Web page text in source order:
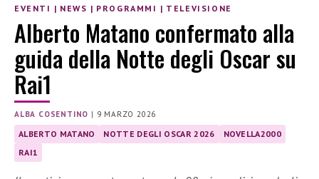
EVENTI | NEWS | PROGRAMMI | TELEVISIONE
Alberto Matano confermato alla
guida della Notte degli Oscar su
Rai1
ALBA COSENTINO | 9 MARZO 2026
ALBERTO MATANO NOTTE DEGLI OSCAR 2026
NOVELLA2000
RAI1